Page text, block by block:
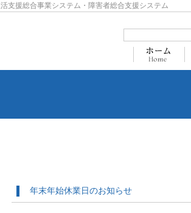
支援総合事業システム・障害者総合支援システム
年末年始休業日のお知らせ